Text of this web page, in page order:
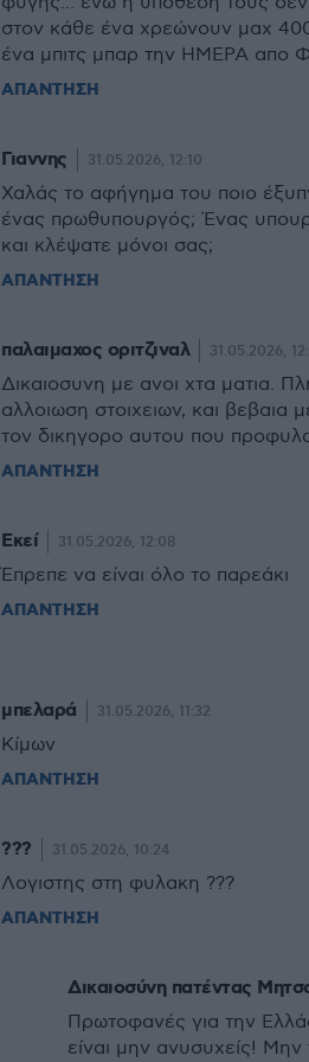
στον κάθε ένα χρεώνουν μαχ
ένα μπιτς μπαρ την ΗΜΕΡΑ απο
ΑΠΑΝΤΗΣΗ
Γιαννης 31.05.2026, 12:10
Χαλάς το αφήγημα του ποιο
ένας πρωθυπουργός; Ένας
και κλέψατε μόνοι σας;
ΑΠΑΝΤΗΣΗ
παλαιμαχος οριτζιναλ 31.05.2026,
Δικαιοσυνη με ανοι χτα ματια.
αλλοιωση στοιχειων, και βεβαια
τον δικηγορο αυτου που
ΑΠΑΝΤΗΣΗ
Εκεί 31.05.2026, 12:08
Έπρεπε να είναι όλο το παρεάκι
ΑΠΑΝΤΗΣΗ
μπελαρά 31.05.2026, 11:32
Κίμων
ΑΠΑΝΤΗΣΗ
??? 31.05.2026, 10:24
Λογιστης στη φυλακη ???
ΑΠΑΝΤΗΣΗ
Δικαιοσύνη πατέντας
Πρωτοφανές για την
είναι μην ανυσυχείς!